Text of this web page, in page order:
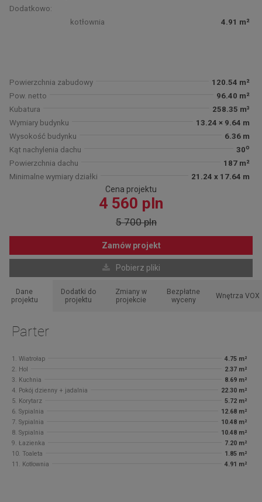
Dodatkowo:
kotłownia
4.91 m²
Powierzchnia zabudowy
120.54 m²
Pow. netto
96.40 m²
Kubatura
258.35 m³
Wymiary budynku
13.24 × 9.64 m
Wysokość budynku
6.36 m
Kąt nachylenia dachu
30o
Powierzchnia dachu
187 m²
Minimalne wymiary działki
21.24 x 17.64 m
Cena projektu
4 560 pln
5 700 pln
Zamów projekt
Pobierz pliki
Dane
projektu
Dodatki do
projektu
Zmiany w
projekcie
Bezpłatne
wyceny
Wnętrza VOX
Parter
1. Wiatrołap
4.75 m²
2. Hol
2.37 m²
3. Kuchnia
8.69 m²
4. Pokój dzienny + jadalnia
22.30 m²
5. Korytarz
5.72 m²
6. Sypialnia
12.68 m²
7. Sypialnia
10.48 m²
8. Sypialnia
10.48 m²
9. Łazienka
7.20 m²
10. Toaleta
1.85 m²
11. Kotłownia
4.91 m²